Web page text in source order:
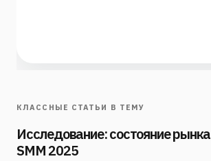
КЛАССНЫЕ СТАТЬИ В ТЕМУ
Исследование: состояние рынка
SMM 2025